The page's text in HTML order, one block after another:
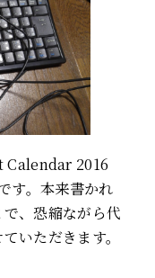
2016
す。本来書かれ
、恐縮ながら代
いただきます。